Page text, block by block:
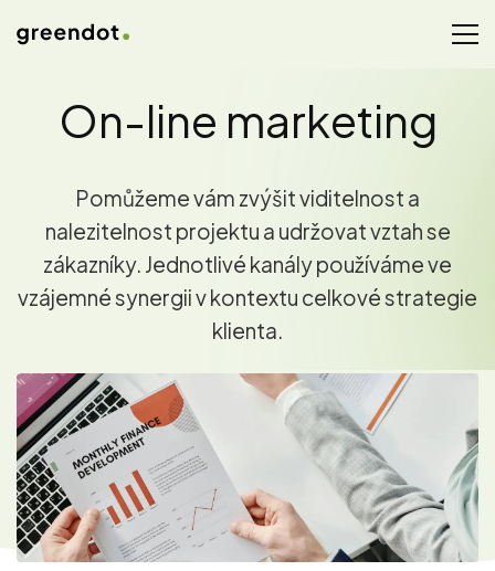
On-line marketing
Pomůžeme vám zvýšit viditelnost a
nalezitelnost projektu a udržovat vztah se
zákazníky. Jednotlivé kanály používáme ve
vzájemné synergii v kontextu celkové strategie
klienta.